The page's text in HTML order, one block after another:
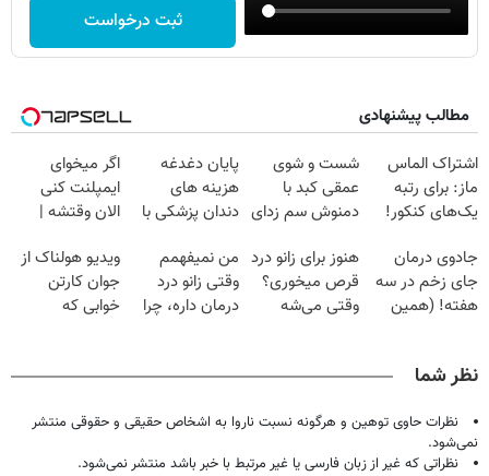
ثبت درخواست
مطالب پیشنهادی
اشتراک الماس
ماز: برای رتبه
یک‌های کنکور!
شست و شوی
عمقی کبد با
دمنوش سم زدای
پایان دغدغه
هزینه های
دندان پزشکی با
خانگی
اگر میخوای
ایمپلنت کنی
الان وقتشه |
میلیون تومان!!!
جادوی درمان
جای زخم در سه
هفته! (همین
هنوز برای زانو درد
قرص میخوری؟
وقتی می‌شه
من نمیفهمم
وقتی زانو درد
درمان داره، چرا
ویدیو هولناک از
جوان کارتن
خوابی که
نظر شما
نظرات حاوی توهین و هرگونه نسبت ناروا به اشخاص حقیقی و حقوقی منتشر
نمی‌شود.
نظراتی که غیر از زبان فارسی یا غیر مرتبط با خبر باشد منتشر نمی‌شود.